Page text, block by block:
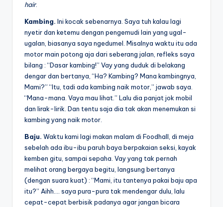
hair.
Kambing. Ini kocak sebenarnya. Saya tuh kalau lagi
nyetir dan ketemu dengan pengemudi lain yang ugal-
ugalan, biasanya saya ngedumel. Misalnya waktu itu ada
motor main potong aja dari seberang jalan, refleks saya
bilang : “Dasar kambing!” Vay yang duduk di belakang
dengar dan bertanya, “Ha? Kambing? Mana kambingnya,
Mami?” “Itu, tadi ada kambing naik motor,” jawab saya.
“Mana-mana. Vaya mau lihat.” Lalu dia panjat jok mobil
dan lirak-lirik. Dan tentu saja dia tak akan menemukan si
kambing yang naik motor.
Baju. Waktu kami lagi makan malam di Foodhall, di meja
sebelah ada ibu-ibu paruh baya berpakaian seksi, kayak
kemben gitu, sampai sepaha. Vay yang tak pernah
melihat orang bergaya begitu, langsung bertanya
(dengan suara kuat) : “Mami, itu tantenya pakai baju apa
itu?” Aihh…. saya pura-pura tak mendengar dulu, lalu
cepat-cepat berbisik padanya agar jangan bicara